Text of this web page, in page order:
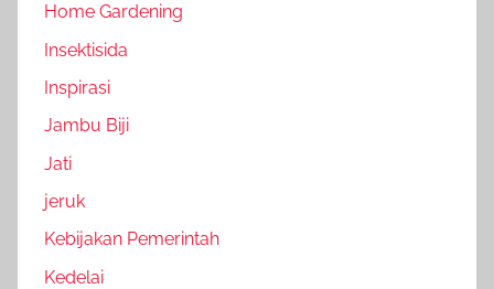
Home Gardening
Insektisida
Inspirasi
Jambu Biji
Jati
jeruk
Kebijakan Pemerintah
Kedelai